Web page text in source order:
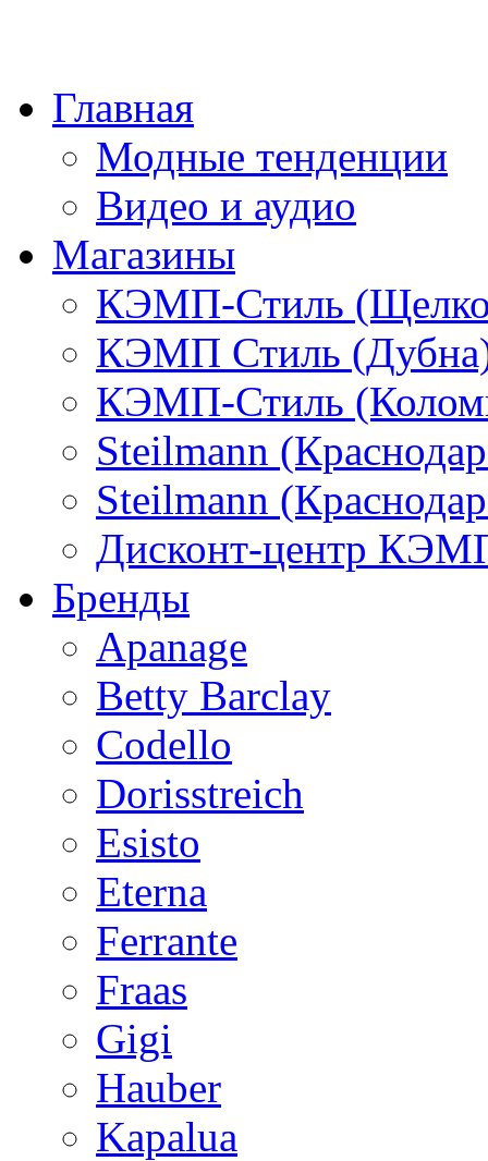
Главная
Модные тенденции
Видео и аудио
Магазины
КЭМП-Стиль
КЭМП Стиль
КЭМП-Стиль
Steilmann
Steilmann
Дисконт-центр
Бренды
Apanage
Betty Barclay
Codello
Dorisstreich
Esisto
Eterna
Ferrante
Fraas
Gigi
Hauber
Kapalua